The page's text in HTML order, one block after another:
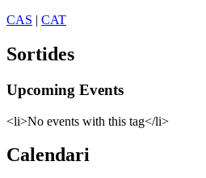
CAS | CAT
Sortides
Upcoming Events
<li>No events with this tag</li>
Calendari